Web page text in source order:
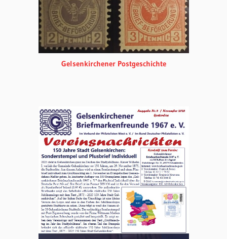
Gelsenkirchener Postgeschichte